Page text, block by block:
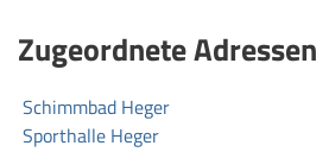
Zugeordnete Adressen
Schimmbad Heger
Sporthalle Heger